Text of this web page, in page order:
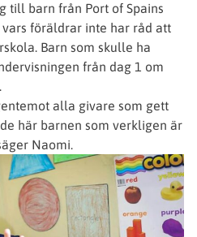
till barn från Port of Spains
föräldrar inte har råd att
Barn som skulle ha
från dag 1 om
alla givare som gett
här barnen som verkligen är
Naomi.